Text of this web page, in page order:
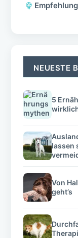
NEUESTE
5
lassen
Von
geht’s